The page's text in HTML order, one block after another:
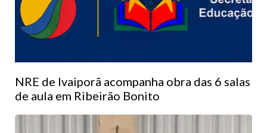
NRE de Ivaiporã acompanha obra das 6 salas
de aula em Ribeirão Bonito